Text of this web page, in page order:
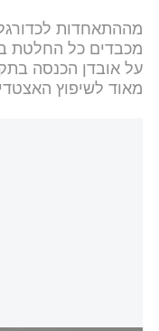
מההתאחדות
מכבדים כל החלטת
על אובדן הכנסה
מאוד לשיפוץ